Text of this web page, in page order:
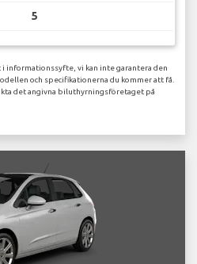
5
i informationssyfte, vi kan inte garantera den
och specifikationerna du kommer att få.
det angivna biluthyrningsföretaget på